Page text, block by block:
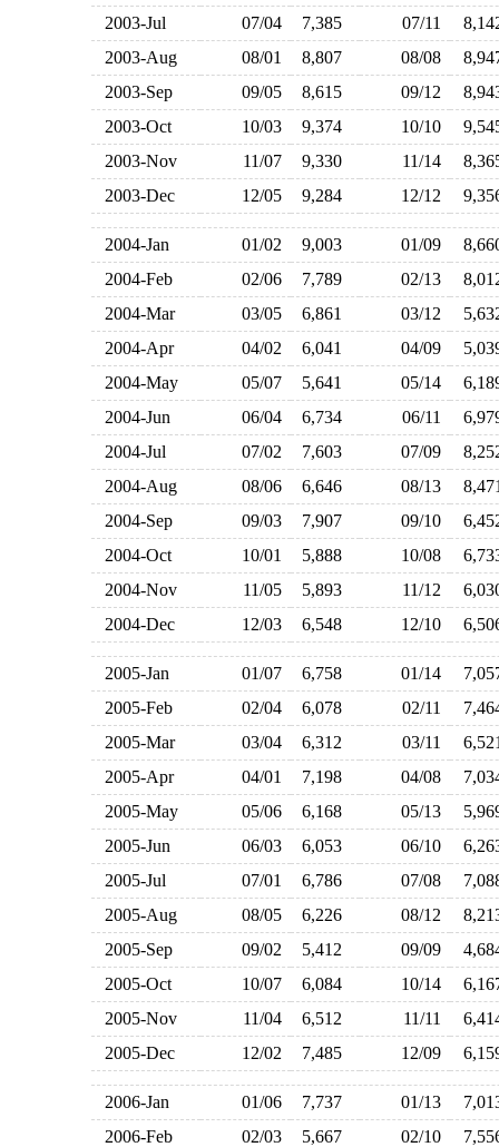
2003-Jul
07/04 7,385 07/11
2003-Aug
08/01 8,807 08/08
2003-Sep
09/05 8,615 09/12
2003-Oct
10/03 9,374 10/10
2003-Nov
11/07 9,330 11/14
2003-Dec
12/05 9,284 12/12
2004-Jan 01/02 9,003 01/09
2004-Feb
02/06 7,789 02/13
2004-Mar
03/05 6,861 03/12
2004-Apr
04/02 6,041 04/09
2004-May
05/07 5,641 05/14
2004-Jun
06/04 6,734 06/11
2004-Jul
07/02 7,603 07/09
2004-Aug
08/06 6,646 08/13
2004-Sep
09/03 7,907 09/10
2004-Oct
10/01 5,888 10/08
2004-Nov
11/05 5,893 11/12
2004-Dec
12/03 6,548 12/10
2005-Jan 01/07 6,758 01/14
2005-Feb
02/04 6,078 02/11
2005-Mar
03/04 6,312 03/11
2005-Apr
04/01 7,198 04/08
2005-May
05/06 6,168 05/13
2005-Jun
06/03 6,053 06/10
2005-Jul
07/01 6,786 07/08
2005-Aug
08/05 6,226 08/12
2005-Sep
09/02 5,412 09/09
2005-Oct
10/07 6,084 10/14
2005-Nov
11/04 6,512 11/11
2005-Dec
12/02 7,485 12/09
2006-Jan 01/06 7,737 01/13
2006-Feb
02/03 5,667 02/10